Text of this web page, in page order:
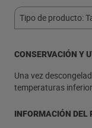
Tipo de producto:
CONSERVACIÓN Y
Una vez
temperaturas
INFORMACIÓN DEL